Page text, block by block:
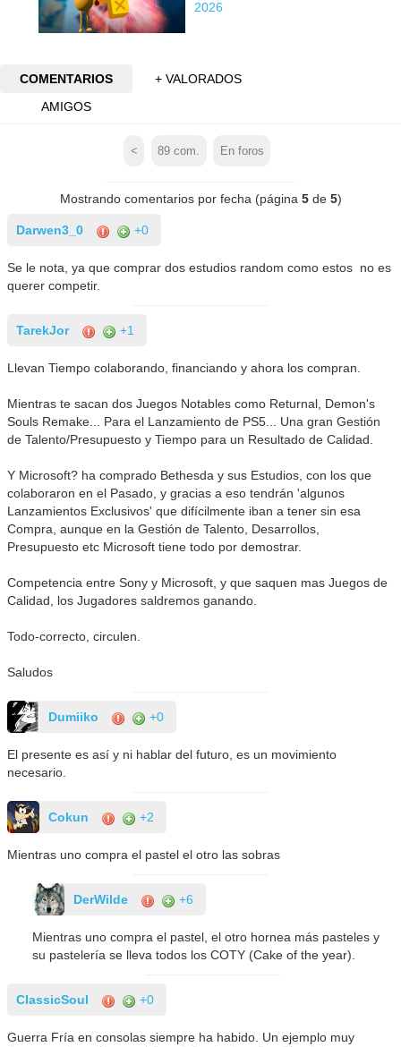
2026
COMENTARIOS
+ VALORADOS
AMIGOS
< 89 com. En foros
Mostrando comentarios por fecha (página 5de 5)
Darwen3_0 +0
Se le nota, ya que comprar dos estudios random como estos no es
querer competir.
TarekJor +1
Llevan Tiempo colaborando, financiando y ahora los compran.
Mientras te sacan dos Juegos Notables como Returnal, Demon's
Souls Remake... Para el Lanzamiento de PS5... Una gran Gestión
de Talento/Presupuesto y Tiempo para un Resultado de Calidad.
Y Microsoft? ha comprado Bethesda y sus Estudios, con los que
colaboraron en el Pasado, y gracias a eso tendrán 'algunos
Lanzamientos Exclusivos' que difícilmente iban a tener sin esa
Compra, aunque en la Gestión de Talento, Desarrollos,
Presupuesto etc Microsoft tiene todo por demostrar.
Competencia entre Sony y Microsoft, y que saquen mas Juegos de
Calidad, los Jugadores saldremos ganando.
Todo-correcto, circulen.
Saludos
Dumiiko +0
El presente es así y ni hablar del futuro, es un movimiento
necesario.
Cokun +2
Mientras uno compra el pastel el otro las sobras
DerWilde +6
Mientras uno compra el pastel, el otro hornea más pasteles y
su pastelería se lleva todos los COTY (Cake of the year).
ClassicSoul +0
Guerra Fría en consolas siempre ha habido. Un ejemplo muy